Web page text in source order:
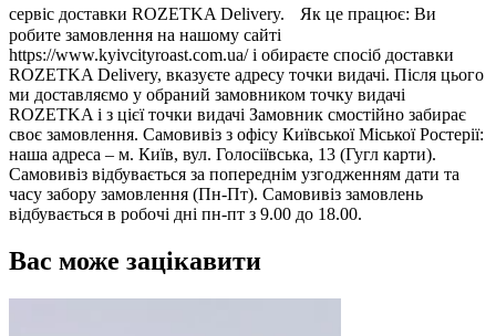
сервіс доставки ROZETKA Delivery. Як це працює: Ви
робите замовлення на нашому сайті
https://www.kyivcityroast.com.ua/ і обираєте спосіб доставки
ROZETKA Delivery, вказуєте адресу точки видачі. Після цього
ми доставляємо у обраний замовником точку видачі
ROZETKA і з цієї точки видачі Замовник смостійно забирає
своє замовлення. Самовивіз з офісу Київської Міської Ростерії:
наша адреса – м. Київ, вул. Голосіївська, 13 (Гугл карти).
Самовивіз відбувається за попереднім узгодженням дати та
часу забору замовлення (Пн-Пт). Самовивіз замовлень
відбувається в робочі дні пн-пт з 9.00 до 18.00.
Вас може зацікавити